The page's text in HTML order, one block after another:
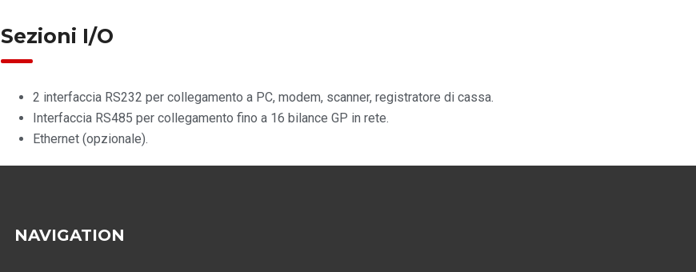
Sezioni I/O
2 interfaccia RS232 per collegamento a PC, modem, scanner, registratore di cassa.
Interfaccia RS485 per collegamento fino a 16 bilance GP in rete.
Ethernet (opzionale).
NAVIGATION